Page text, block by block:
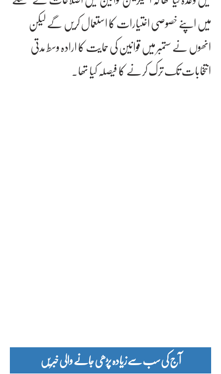
میں اپنے خصوصی اختیارات کا استعمال کریں گے لیکن
انھوں نے ستمبر میں قوانین کی حمایت کا ارادہ وسط مدتی
انتخابات تک ترک کرنے کا فیصلہ کیا تھا۔
آج کی سب سے زیادہ پڑھی جانے والی خبریں